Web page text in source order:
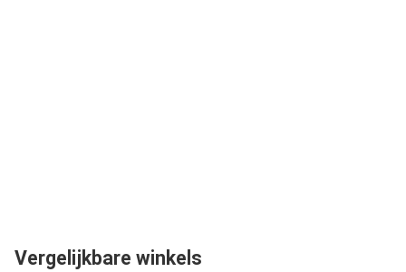
Vergelijkbare winkels